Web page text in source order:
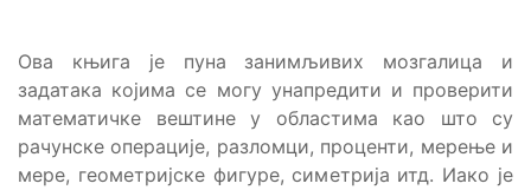
Ова књига је пуна занимљивих мозгалица и
задатака којима се могу унапредити и проверити
математичке вештине у областима као што су
рачунске операције, разломци, проценти, мерење и
мере, геометријске фигуре, симетрија итд. Иако је